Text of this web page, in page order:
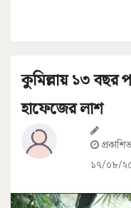
কুমিল্লায় ১৩
হাফেজের লাশ
১৭/০৮/